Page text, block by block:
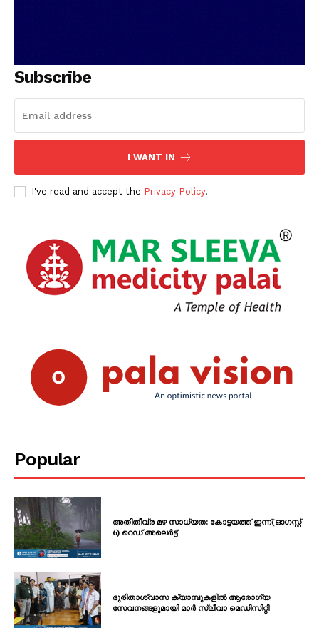
Subscribe
I WANT IN
I've read and accept the Privacy Policy.
Popular
അതിതീവ്ര മഴ സാധ്യത: കോട്ടയത്ത് ഇന്ന്(ഓഗസ്റ്റ്
6) റെഡ് അലെർട്ട്
ദുരിതാശ്വാസ ക്യാമ്പുകളിൽ ആരോഗ്യ
സേവനങ്ങളുമായി മാർ സ്ലീവാ മെഡിസിറ്റി